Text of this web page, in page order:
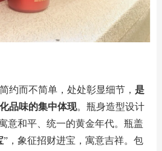
约而不简单，处处彰显细节， 是
品味的集中体现。瓶身造型设计
意和平、统一的黄金年代。瓶盖
”，象征招财进宝，寓意吉祥。包